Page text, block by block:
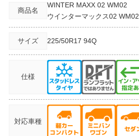
商品名
WINTER MAXX 02 WM02
ウインターマックス02 WM02
サイズ 225/50R17 94Q
仕様
対応車種